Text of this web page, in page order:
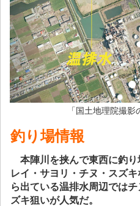
「国土地理院撮
釣り場情報
本陣川を挟んで東西に釣
レイ・サヨリ・チヌ・スズ
ら出ている温排水周辺では
ズキ狙いが人気だ。